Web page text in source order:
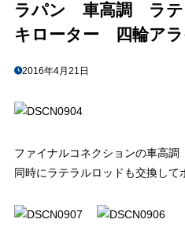
ラパン 車高調 ラ
キローター 四輪アラ
2016年4月21日
ファイナルコネクションの車高調
同時にラテラルロッドも交換して